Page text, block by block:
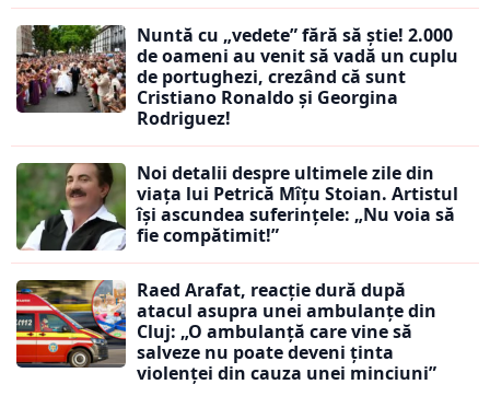
Nuntă cu „vedete” fără să știe! 2.000
de oameni au venit să vadă un cuplu
de portughezi, crezând că sunt
Cristiano Ronaldo și Georgina
Rodriguez!
Noi detalii despre ultimele zile din
viața lui Petrică Mîțu Stoian. Artistul
își ascundea suferințele: „Nu voia să
fie compătimit!”
Raed Arafat, reacție dură după
atacul asupra unei ambulanțe din
Cluj: „O ambulanță care vine să
salveze nu poate deveni ținta
violenței din cauza unei minciuni”